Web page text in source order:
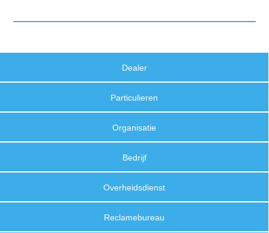
Dealer
Particulieren
Organisatie
Bedrijf
Overheidsdienst
Reclamebureau